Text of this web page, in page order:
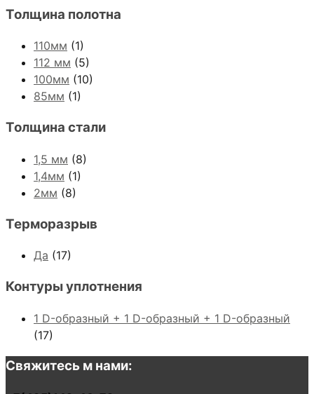
Толщина полотна
110мм (1)
112 мм (5)
100мм (10)
85мм (1)
Толщина стали
1,5 мм (8)
1,4мм (1)
2мм (8)
Терморазрыв
Да (17)
Контуры уплотнения
1 D-образный + 1 D-образный + 1 D-образный
(17)
Свяжитесь м нами: